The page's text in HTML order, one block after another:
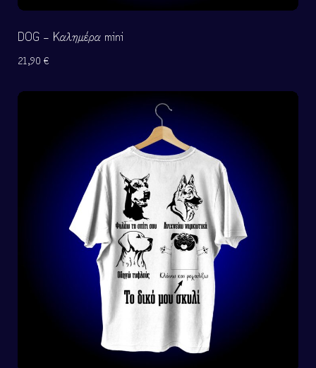
DOG – Καλημέρα mini
21,90 €